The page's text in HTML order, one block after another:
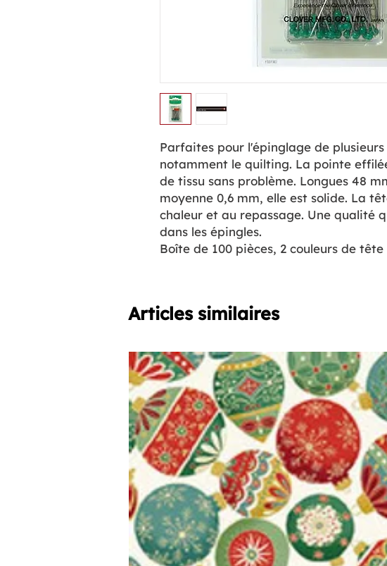
Parfaites pour l'épinglage de plusieurs
notamment le quilting. La pointe
de tissu sans problème. Longues 48
moyenne 0,6 mm, elle est solide. La
chaleur et au repassage. Une qualité
dans les épingles.
Boîte de 100 pièces, 2 couleurs de
Articles similaires